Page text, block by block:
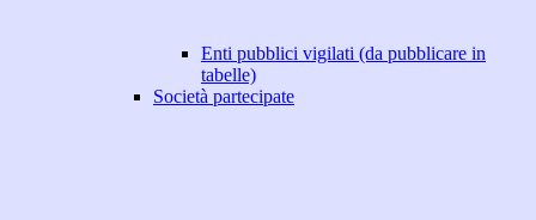
Enti pubblici vigilati (da pubblicare in
tabelle)
Società partecipate